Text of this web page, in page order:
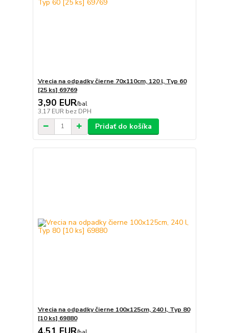
Vrecia na odpadky čierne 70x110cm, 120 l, Typ 60
[25 ks] 69769
3,90 EUR/bal
3,17 EUR bez DPH
Pridať do košíka
Vrecia na odpadky čierne 100x125cm, 240 l, Typ 80
[10 ks] 69880